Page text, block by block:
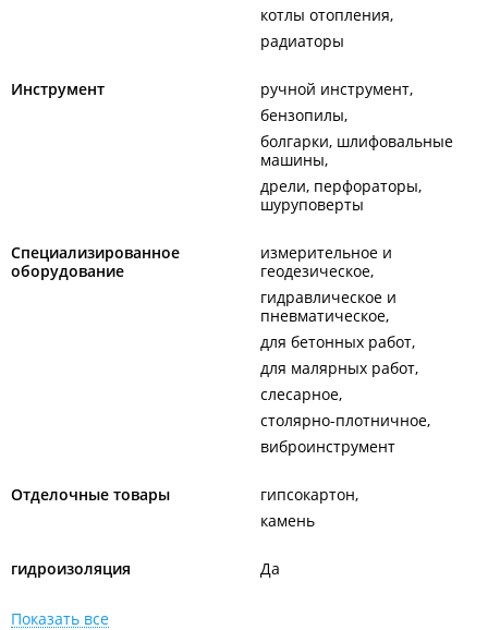
котлы отопления
радиаторы
Инструмент
ручной инструмент
бензопилы
болгарки, шлифовальные
машины
дрели, перфораторы,
шуруповерты
Специализированное
оборудование
измерительное и
геодезическое
гидравлическое и
пневматическое
для бетонных работ
для малярных работ
слесарное
столярно-плотничное
виброинструмент
Отделочные товары
гипсокартон
камень
гидроизоляция Да
Показать все